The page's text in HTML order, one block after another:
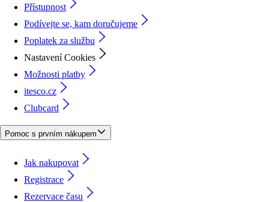
Přístupnost
Podívejte se, kam doručujeme
Poplatek za službu
Nastavení Cookies
Možnosti platby
itesco.cz
Clubcard
Pomoc s prvním nákupem
Jak nakupovat
Registrace
Rezervace času